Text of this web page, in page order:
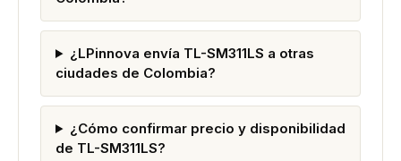
¿LPinnova envía TL-SM311LS a otras
ciudades de Colombia?
¿Cómo confirmar precio y disponibilidad
de TL-SM311LS?